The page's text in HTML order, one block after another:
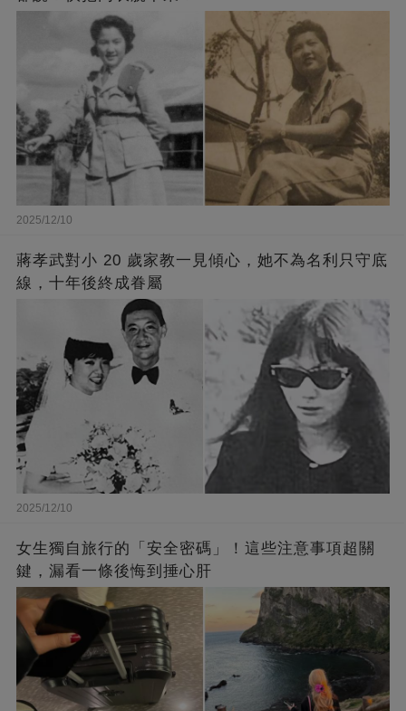
2025/12/10
蔣孝武對小 20 歲家教一見傾心，她不為名利只守底
線，十年後終成眷屬
2025/12/10
女生獨自旅行的「安全密碼」！這些注意事項超關
鍵，漏看一條後悔到捶心肝